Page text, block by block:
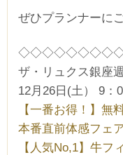
ぜひプランナーに
ザ・リュクス銀座
12月26日(土） 9：
【一番お得！】
本番直前体感フェ
【人気No,1】牛フ